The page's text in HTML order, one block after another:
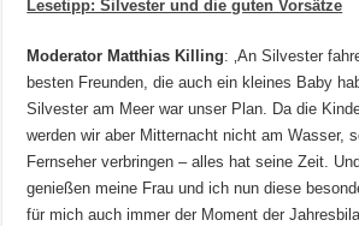
Lesetipp: Silvester und die guten Vorsätze
Moderator Matthias Killing: ‚An Silvester
besten Freunden, die auch ein kleines Baby
Silvester am Meer war unser Plan. Da die
werden wir aber Mitternacht nicht am Wasser,
Fernseher verbringen – alles hat seine Zeit.
genießen meine Frau und ich nun diese
für mich auch immer der Moment der